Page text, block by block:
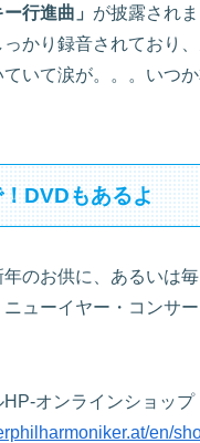
行進曲」 が披露されま
かり録音されており
いて涙が。。。いつ
DVDもあるよ
のお供に、あるいは
ニューイヤー・コンサ
オンラインショップ
en/